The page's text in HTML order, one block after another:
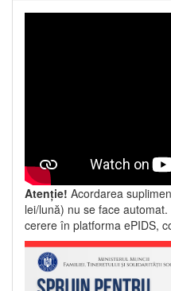
Atenție! Acordarea
lei/lună) nu se face
cerere în platforma ePIDS,